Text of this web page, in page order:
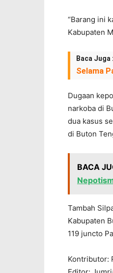
“Barang ini
Kabupaten
Baca Juga :
Selama
Dugaan
narkoba di
dua kasus
di Buton
BACA
Tambah
Kabupaten
119 juncto
Kontributor: